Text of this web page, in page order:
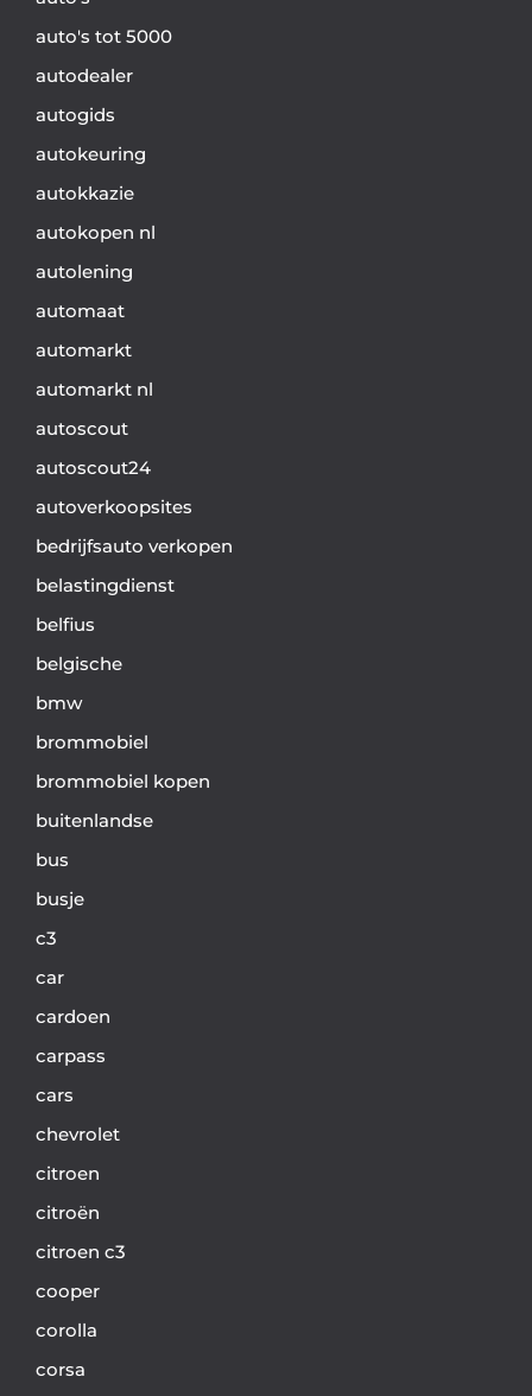
auto's tot 5000
autodealer
autogids
autokeuring
autokkazie
autokopen nl
autolening
automaat
automarkt
automarkt nl
autoscout
autoscout24
autoverkoopsites
bedrijfsauto verkopen
belastingdienst
belfius
belgische
bmw
brommobiel
brommobiel kopen
buitenlandse
bus
busje
c3
car
cardoen
carpass
cars
chevrolet
citroen
citroën
citroen c3
cooper
corolla
corsa